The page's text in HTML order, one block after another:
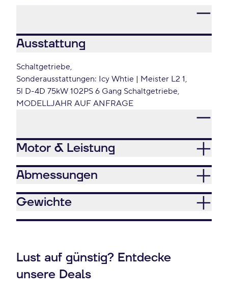
Ausstattung
Schaltgetriebe
Sonderausstattungen: Icy Whtie | Meister L2 1
5l D-4D 75kW 102PS 6 Gang Schaltgetriebe
MODELLJAHR AUF ANFRAGE
Motor & Leistung
Abmessungen
Gewichte
Lust auf günstig? Entdecke
unsere Deals